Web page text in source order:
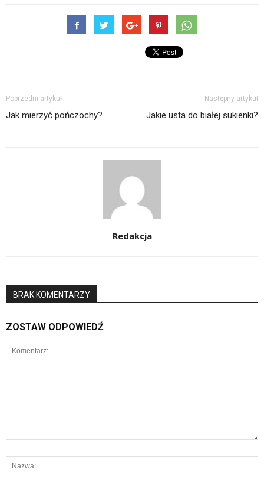
Poprzedni artykuł
Jak mierzyć pończochy?
Następny artykuł
Jakie usta do białej sukienki?
Redakcja
BRAK KOMENTARZY
ZOSTAW ODPOWIEDŹ